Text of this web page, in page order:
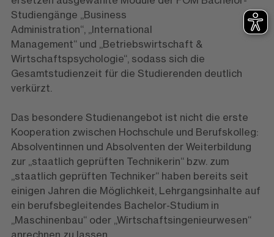
Studiengänge „Business
Administration“, „International
Management“ und „Betriebswirtschaft &
Wirtschaftspsychologie“, sodass sich die
Gesamtstudienzeit für die Studierenden deutlich
verkürzt.
Das besondere Studienangebot ist nicht die erste
Kooperation zwischen Hochschule und Berufskolleg:
Absolventinnen und Absolventen der Weiterbildung
zur „staatlich geprüften Technikerin“ bzw. zum
„staatlich geprüften Techniker“ haben bereits seit
einigen Jahren die Möglichkeit, Lehrgangsinhalte auf
ein berufsbegleitendes Bachelor-Studium in
„Maschinenbau“ oder „Wirtschaftsingenieurwesen“
anrechnen zu lassen.